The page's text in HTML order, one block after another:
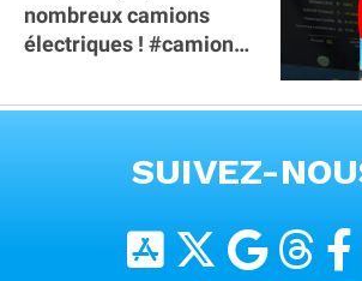
nombreux camions
électriques ! #camion
#voitureelectrique
SUIVEZ-